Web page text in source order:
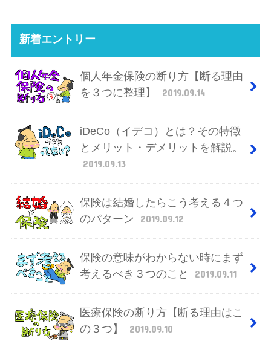
新着エントリー
個人年金保険の断り方【断る理由
を３つに整理】
2019.09.14
iDeCo（イデコ）とは？その特徴
とメリット・デメリットを解説。
2019.09.13
保険は結婚したらこう考える４つ
のパターン
2019.09.12
保険の意味がわからない時にまず
考えるべき３つのこと
2019.09.11
医療保険の断り方【断る理由はこ
の３つ】
2019.09.10